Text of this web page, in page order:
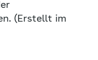
(Erstellt im